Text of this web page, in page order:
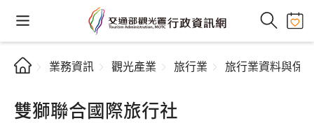
業務資訊 觀光產業 旅行業 旅行業資料與保險
雙獅聯合國際旅行社